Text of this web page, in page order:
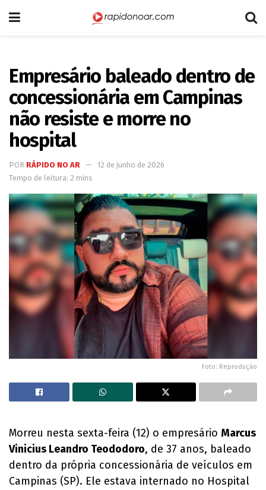
Empresário baleado dentro de
concessionária em Campinas
não resiste e morre no
hospital
POR RÁPIDO NO AR
12 de junho de 2026
Tempo de leitura: 2 mins
Foto: Reprodução
Morreu nesta sexta-feira (12) o empresário Marcus
Vinicius Leandro Teododoro, de 37 anos, baleado
dentro da própria concessionária de veículos em
Campinas (SP). Ele estava internado no Hospital